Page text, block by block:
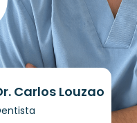
Dr. Carlos Louzao
Dentista